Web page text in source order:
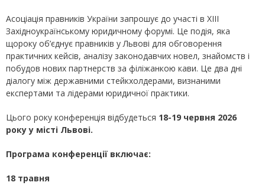
Асоціація правників України запрошує до участі в ХІІІ
Західноукраїнському юридичному форумі. Це подія, яка
щороку об’єднує правників у Львові для обговорення
практичних кейсів, аналізу законодавчих новел, знайомств і
побудов нових партнерств за філіжанкою кави. Це два дні
діалогу між державними стейкхолдерами, визнаними
експертами та лідерами юридичної практики.
Цього року конференція відбудеться 18-19 червня 2026
року у місті Львові.
Програма конференції включає:
18 травня